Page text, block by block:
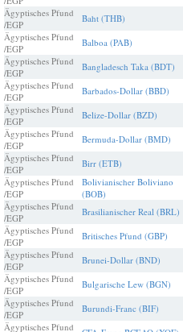
Ägyptisches Pfund
/EGP
Baht (THB)
Ägyptisches Pfund
/EGP
Balboa (PAB)
Ägyptisches Pfund
/EGP
Bangladesch Taka (BDT)
Ägyptisches Pfund
/EGP
Barbados-Dollar (BBD)
Ägyptisches Pfund
/EGP
Belize-Dollar (BZD)
Ägyptisches Pfund
/EGP
Bermuda-Dollar (BMD)
Ägyptisches Pfund
/EGP
Birr (ETB)
Ägyptisches Pfund
/EGP
Bolivianischer Boliviano
(BOB)
Ägyptisches Pfund
/EGP
Brasilianischer Real (BRL)
Ägyptisches Pfund
/EGP
Britisches Pfund (GBP)
Ägyptisches Pfund
/EGP
Brunei-Dollar (BND)
Ägyptisches Pfund
/EGP
Bulgarische Lew (BGN)
Ägyptisches Pfund
/EGP
Burundi-Franc (BIF)
Ägyptisches Pfund